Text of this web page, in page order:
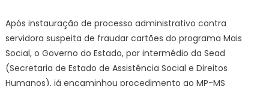
avança
Após instauração de processo administrativo contra
servidora suspeita de fraudar cartões do programa Mais
Social, o Governo do Estado, por intermédio da Sead
(Secretaria de Estado de Assistência Social e Direitos
Humanos), já encaminhou procedimento ao MP-MS